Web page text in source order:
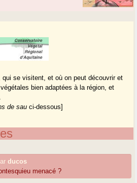
qui se visitent, et où on peut découvrir et
bien adaptées à la région, et
de sau ci-dessous]
ducos
menacé ?